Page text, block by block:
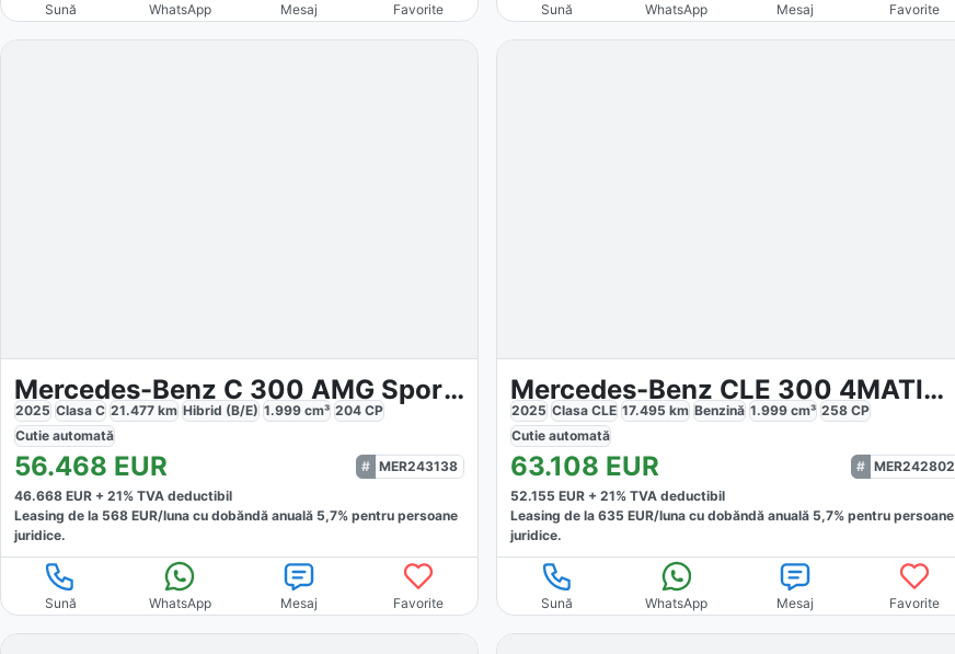
Sună WhatsApp Mesaj Favorite Sună WhatsApp Mesaj Favorite
Mercedes-Benz C 300 AMG Sport Premium
2025 Clasa C 21.477 km Hibrid (B/E) 1.999 cm³ 204 CP
Cutie automată
56.468 EUR
MER243138
46.668 EUR + 21% TVA deductibil
Leasing de la 568 EUR/luna cu dobăndă anuală 5,7% pentru persoane
juridice.
Sună WhatsApp Mesaj Favorite
Mercedes-Benz CLE 300 4MATIC NIGHT
2025 Clasa CLE 17.495 km Benzină 1.999 cm³ 258 CP
Cutieautomată
63.108 EUR
MER242802
52.155 EUR +21% TVA deductibil
Leasing de la635 EUR/luna cu dobăndă anuală 5,7% pentru persoane
juridice.
Sună WhatsApp Mesaj Favorite